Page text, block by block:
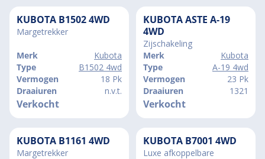
KUBOTA B1502 4WD
Margetrekker
Merk
Kubota
Type
B1502 4wd
Vermogen
18 Pk
Draaiuren
n.v.t.
Verkocht
KUBOTA ASTE A-19
4WD
Zijschakeling
Merk
Kubota
Type
A-19 4wd
Vermogen
23 Pk
Draaiuren
1321
Verkocht
KUBOTA B1161 4WD
Margetrekker
KUBOTA B7001 4WD
Luxe afkoppelbare